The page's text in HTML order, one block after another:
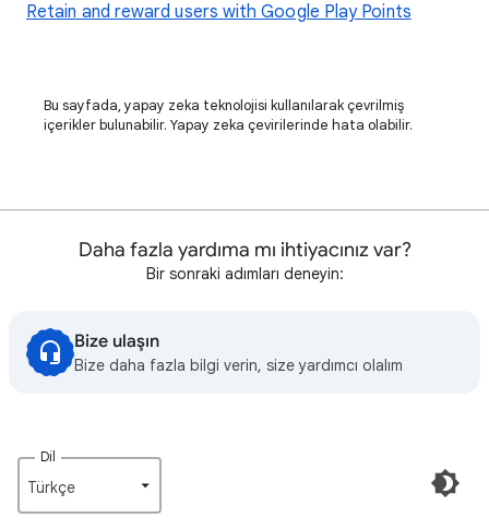
Retain and reward users with Google Play Points
Bu sayfada, yapay zeka teknolojisi kullanılarak çevrilmiş
içerikler bulunabilir. Yapay zeka çevirilerinde hata olabilir.
Daha fazla yardıma mı ihtiyacınız var?
Bir sonraki adımları deneyin:
Bize ulaşın
Bize daha fazla bilgi verin, size yardımcı olalım
Dil
Türkçe‎